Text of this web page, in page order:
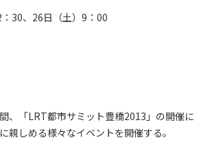
30、26日（土）9：00
、「LRT都市サミット豊橋2013」の開催に
親しめる様々なイベントを開催する。